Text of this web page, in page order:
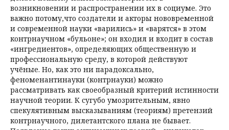
возникновении и распространении их в социуме. Это
важно потому,что создатели и акторы нововременной
и современной науки «варились» и «варятся» в этом
контрнаучном «бульоне»; он входил и входит в состав
«ингредиентов», определяющих общественную и
профессиональную среду, в которой действуют
учёные. Но, как это ни парадоксально,
феноменантинауки (контрнауки) можно
рассматривать как своеобразный критерий истинности
научной теории. К сугубо умозрительным, явно
спекулятивным высказываниям (теориям) претензий
контрнаучного, дилетантского плана не бывает.